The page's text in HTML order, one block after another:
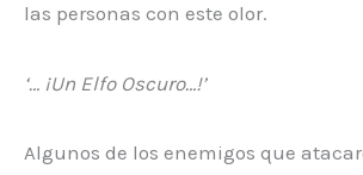
las personas con este olor.
‘… ¡Un Elfo Oscuro…!’
Algunos de los enemigos que